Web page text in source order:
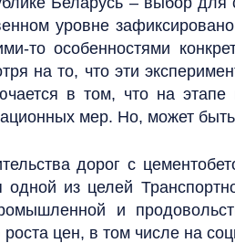
уровне
то особенностями
на то, что эти
в том, что на
мер. Но, может
дорог с
одной из целей
и
роста цен, в том числе на